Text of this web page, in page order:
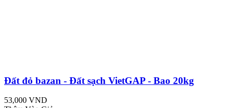
Đất đỏ bazan - Đất sạch VietGAP - Bao 20kg
53,000 VND